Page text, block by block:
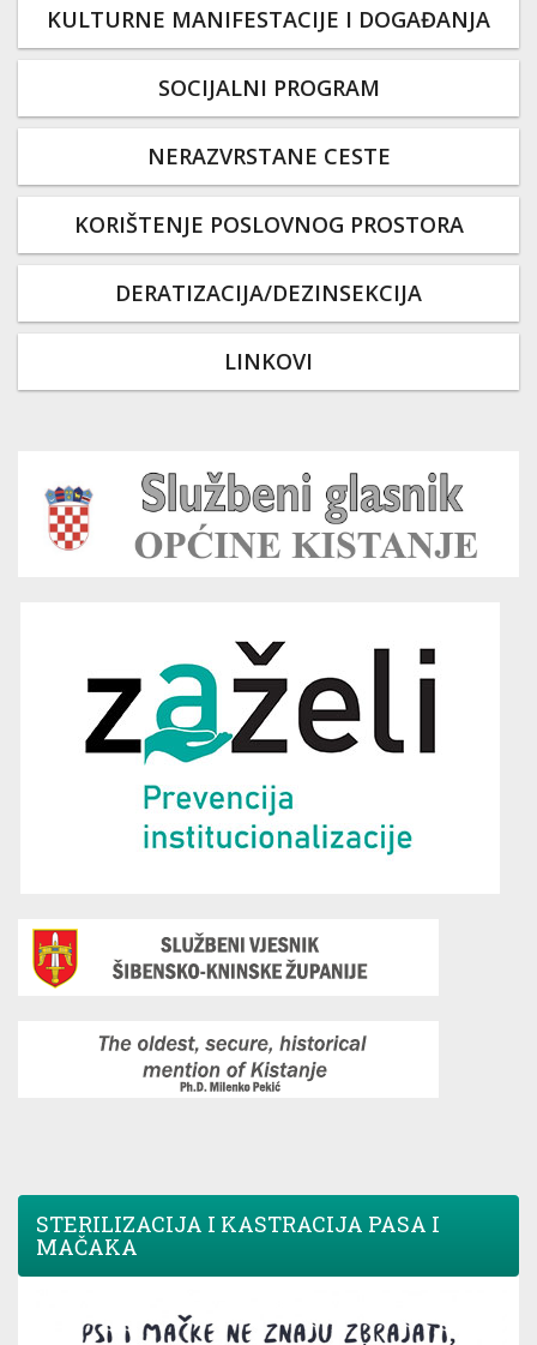
KULTURNE MANIFESTACIJE I DOGAĐANJA
SOCIJALNI PROGRAM
NERAZVRSTANE CESTE
KORIŠTENJE POSLOVNOG PROSTORA
DERATIZACIJA/DEZINSEKCIJA
LINKOVI
STERILIZACIJA I KASTRACIJA PASA I
MAČAKA